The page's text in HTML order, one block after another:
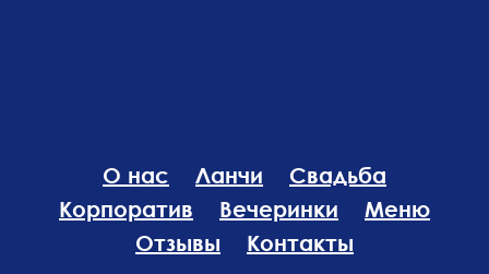
О нас Ланчи
Свадьба
Корпоратив
Вечеринки
Меню
Отзывы
Контакты